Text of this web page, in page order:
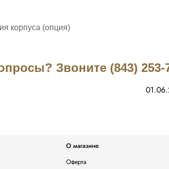
корпуса (опция)
Звоните (843)
О магазине
Оферта